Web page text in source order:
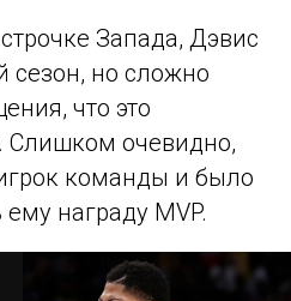
Запада, Дэвис
сезон, но сложно
что это
Слишком очевидно,
команды и было
награду MVP.